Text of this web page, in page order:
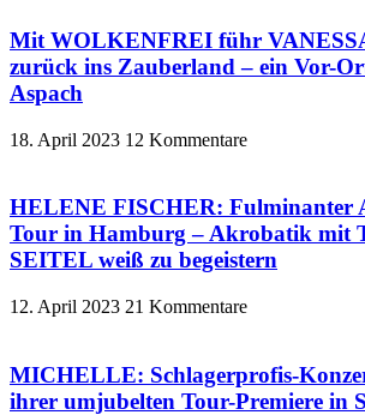
Mit WOLKENFREI führ
zurück ins Zauberland – ein Vor-
Aspach
18. April 2023 12 Kommentare
HELENE FISCHER: Fulminanter
Tour in Hamburg – Akrobatik mit
SEITEL weiß zu begeistern
12. April 2023 21 Kommentare
MICHELLE: Schlagerprofis-
ihrer umjubelten Tour-Premiere in